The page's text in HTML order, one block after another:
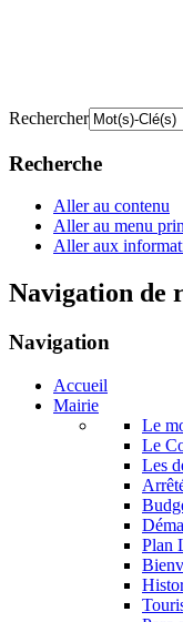
Rechercher
Recherche
Aller au contenu
Aller au menu
Aller aux
Navigation de
Navigation
Accueil
Mairie
Le
Le
Les
Plan